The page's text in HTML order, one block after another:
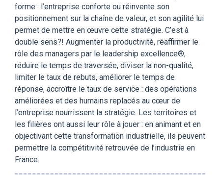
forme : l’entreprise conforte ou réinvente son
positionnement sur la chaîne de valeur, et son agilité lui
permet de mettre en œuvre cette stratégie. C’est à
double sens?! Augmenter la productivité, réaffirmer le
rôle des managers par le leadership excellence®,
réduire le temps de traversée, diviser la non-qualité,
limiter le taux de rebuts, améliorer le temps de
réponse, accroître le taux de service : des opérations
améliorées et des humains replacés au cœur de
l’entreprise nourrissent la stratégie. Les territoires et
les filières ont aussi leur rôle à jouer : en animant et en
objectivant cette transformation industrielle, ils peuvent
permettre la compétitivité retrouvée de l’industrie en
France.